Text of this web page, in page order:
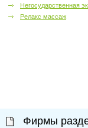
Негосударственная
Релакс массаж
Фирмы